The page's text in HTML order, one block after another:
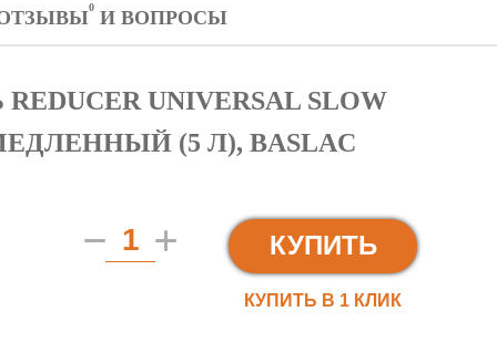
0 И ВОПРОСЫ
UNIVERSAL SLOW
(5 Л), BASLAC
КУПИТЬ
КУПИТЬ В 1 КЛИК